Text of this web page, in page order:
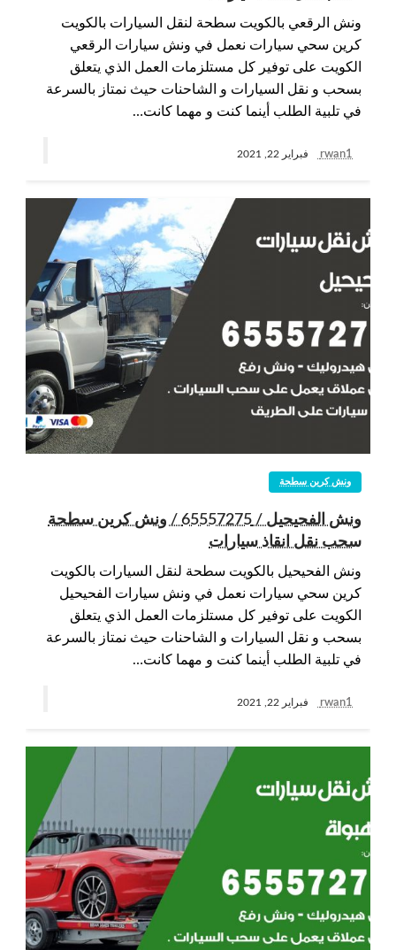
ونش الرقعي بالكويت سطحة لنقل السيارات بالكويت
كرين سحي سيارات نعمل في ونش سيارات الرقعي
الكويت على توفير كل مستلزمات العمل الذي يتعلق
بسحب و نقل السيارات و الشاحنات حيث نمتاز بالسرعة
في تلبية الطلب أينما كنت و مهما كانت…
rwan1 فبراير 22, 2021
ونش كرين سطحة
ونش الفحيحيل / 65557275 / ونش كرين سطحة
سحب نقل انقاذ سيارات
ونش الفحيحيل بالكويت سطحة لنقل السيارات بالكويت
كرين سحي سيارات نعمل في ونش سيارات الفحيحيل
الكويت على توفير كل مستلزمات العمل الذي يتعلق
بسحب و نقل السيارات و الشاحنات حيث نمتاز بالسرعة
في تلبية الطلب أينما كنت و مهما كانت…
rwan1 فبراير 22, 2021